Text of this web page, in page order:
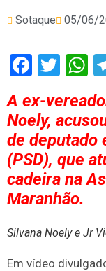
Sotaque 05/06/
A ex-
Noely,
de deputado
(PSD), que
cadeira na
Maranhão.
Silvana Noely e Jr
Em vídeo